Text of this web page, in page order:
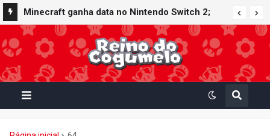
Minecraft ganha data no Nintendo Switch 2;
Super Mario Mash-Up receberá atualização
gráfica exclusiva